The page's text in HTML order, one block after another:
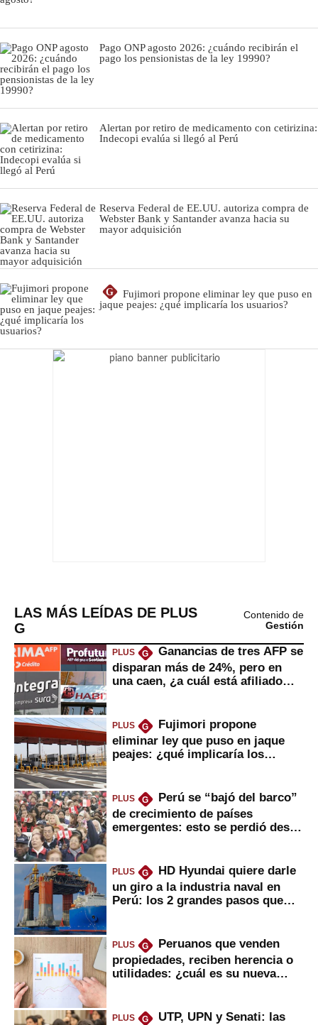
Pago ONP agosto 2026: ¿cuándo recibirán el
pago los pensionistas de la ley 19990?
Alertan por retiro de medicamento con cetirizina:
Indecopi evalúa si llegó al Perú
Reserva Federal de EE.UU. autoriza compra de
Webster Bank y Santander avanza hacia su
mayor adquisición
G
Fujimori propone eliminar ley que puso en
jaque peajes: ¿qué implicaría los usuarios?
LAS MÁS LEÍDAS DE PLUS
G
Contenido de
Gestión
PLUS G
Ganancias de tres AFP se
disparan más de 24%, pero en
una caen, ¿a cuál está afiliado
PLUS G
Fujimori propone
eliminar ley que puso en jaque
peajes: ¿qué implicaría los
PLUS G
Perú se “bajó del barco”
de crecimiento de países
emergentes: esto se perdió desde
PLUS G
HD Hyundai quiere darle
un giro a la industria naval en
Perú: los 2 grandes pasos que
PLUS G
Peruanos que venden
propiedades, reciben herencia o
utilidades: ¿cuál es su nueva
PLUS G
UTP, UPN y Senati: las